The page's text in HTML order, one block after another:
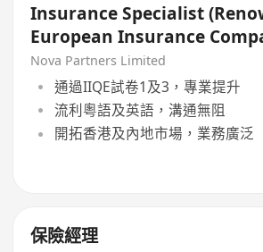
Insurance Specialist
European Insurance
Nova Partners Limited
通過IIQE試卷1及3，專業提升
流利粵語及英語，溝通無阻
開拓香港及內地市場，業務廣泛
保險經理